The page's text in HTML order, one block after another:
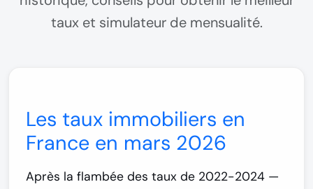
taux et simulateur de mensualité.
Les taux immobiliers en
France en mars 2026
Après la flambée des taux de 2022-2024 —